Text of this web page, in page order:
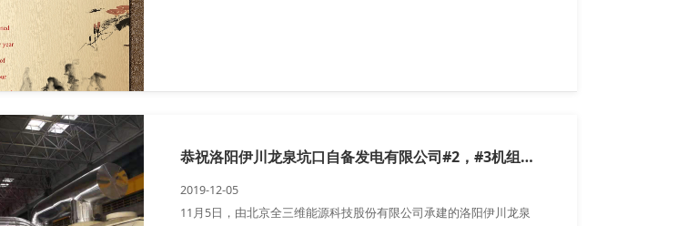
恭祝洛阳伊川龙泉坑口自备发电有限公司#2，#3机组供热改造项目取得硕果
2019-12-05
11月5日，由北京全三维能源科技股份有限公司承建的洛阳伊川龙泉